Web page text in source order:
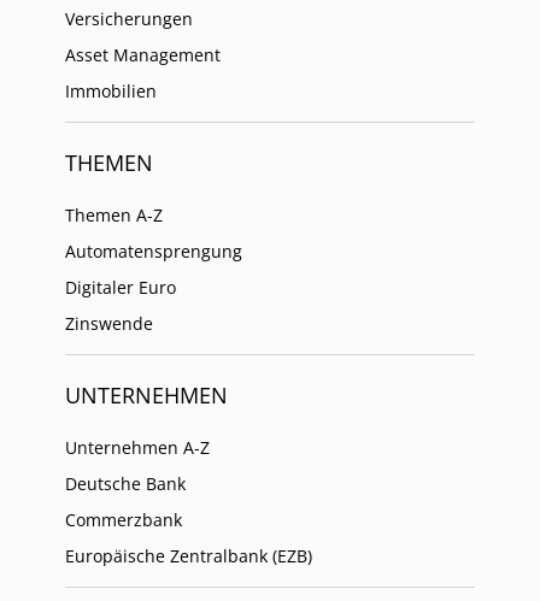
Versicherungen
Asset Management
Immobilien
THEMEN
Themen A-Z
Automatensprengung
Digitaler Euro
Zinswende
UNTERNEHMEN
Unternehmen A-Z
Deutsche Bank
Commerzbank
Europäische Zentralbank (EZB)